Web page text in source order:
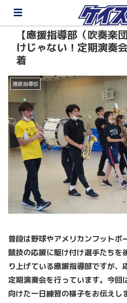
【應援指導部（吹奏楽
けじゃない！定期演奏
着
應援指導部
普段は野球やアメリカンフットボ
競技の応援に駆け付け選手たちを
り上げている應援指導部ですが、
定期演奏会を行っています。今回
向けた一日練習の様子をお伝えし